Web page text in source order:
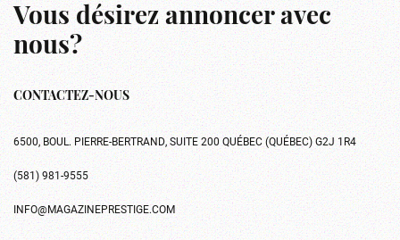
Vous désirez annoncer avec
nous?
CONTACTEZ-NOUS
6500, BOUL. PIERRE-BERTRAND, SUITE 200 QUÉBEC (QUÉBEC) G2J 1R4
(581) 981-9555
INFO@MAGAZINEPRESTIGE.COM